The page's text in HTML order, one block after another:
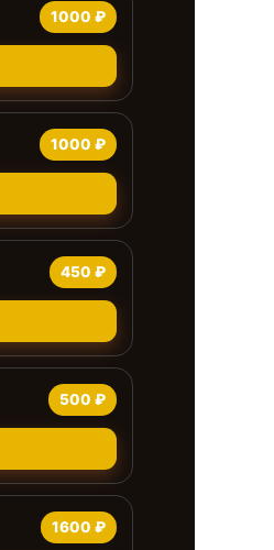
1000 ₽
1000 ₽
450 ₽
500 ₽
1600 ₽